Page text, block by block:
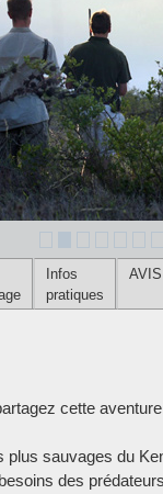
Infos
pratiques
AVIS
cette
sauvages du
des